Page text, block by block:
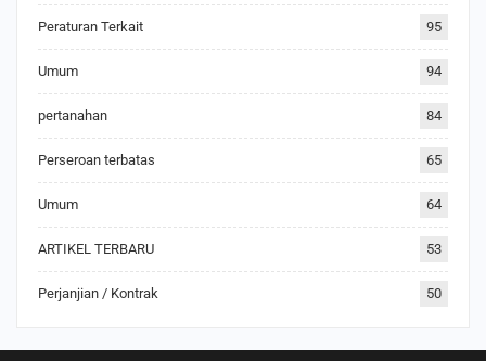
Peraturan Terkait 95
Umum 94
pertanahan 84
Perseroan terbatas 65
Umum 64
ARTIKEL TERBARU 53
Perjanjian / Kontrak 50